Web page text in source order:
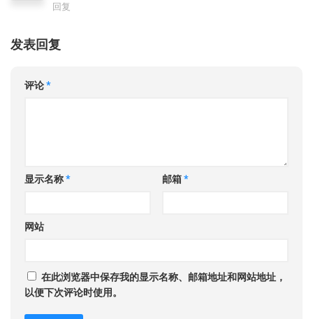
回复
发表回复
评论*
显示名称* 邮箱*
网站
在此浏览器中保存我的显示名称、邮箱地址和网站地址，
以便下次评论时使用。